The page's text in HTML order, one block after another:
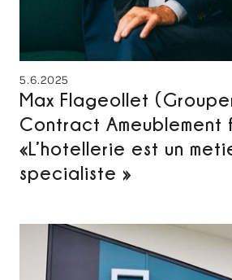
5.6.2025
Max Flageollet
Contract Ameublement
«L’hotellerie est un
specialiste »